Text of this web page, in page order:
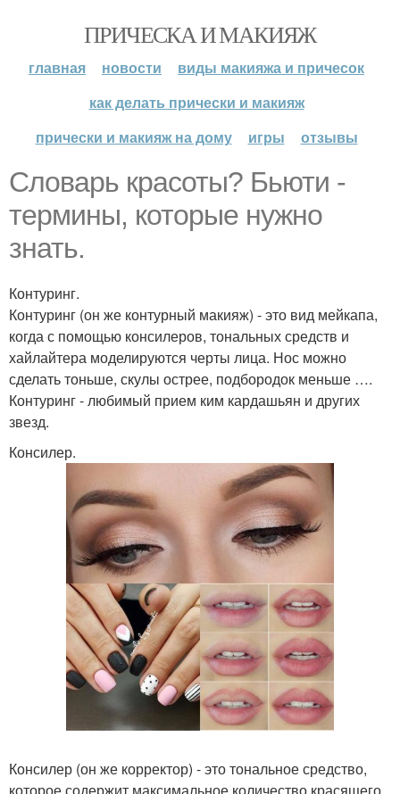
ПРИЧЕСКА И МАКИЯЖ
главная новости
виды макияжа и причесок
как делать прически и макияж
прически и макияж на дому
игры отзывы
Словарь красоты? Бьюти -
термины, которые нужно
знать.
Контуринг.
Контуринг (он же контурный макияж) - это вид мейкапа,
когда с помощью консилеров, тональных средств и
хайлайтера моделируются черты лица. Нос можно
сделать тоньше, скулы острее, подбородок меньше ….
Контуринг - любимый прием ким кардашьян и других
звезд.
Консилер.
Консилер (он же корректор) - это тональное средство,